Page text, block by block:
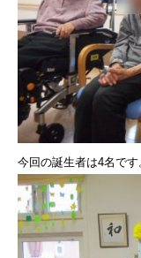
今回の誕生者は4名です